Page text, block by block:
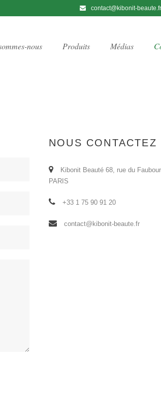
contact@kibonit-beaute.fr
nous Produits Médias
NOUS CONTACTEZ
Kibonit Beauté 68, rue du
PARIS
+33 1 75 90 91 20
contact@kibonit-beaute.fr